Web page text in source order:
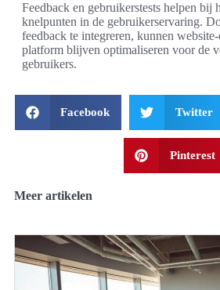
Feedback en gebruikerstests helpen bij
knelpunten in de gebruikerservaring.
feedback te integreren, kunnen
platform blijven optimaliseren voor de
gebruikers.
Facebook Twitter
Pinterest
Meer artikelen